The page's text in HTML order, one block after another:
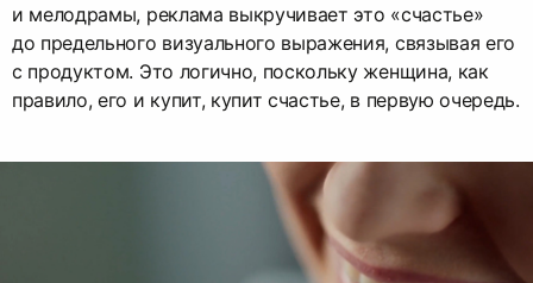
и мелодрамы, реклама выкручивает это «счастье»
до предельного визуального выражения, связывая его
с продуктом. Это логично, поскольку женщина, как
правило, его и купит, купит счастье, в первую очередь.